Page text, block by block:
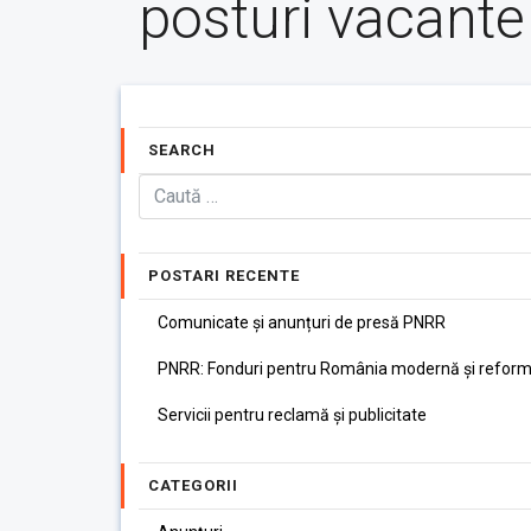
posturi vacante
SEARCH
POSTARI RECENTE
Comunicate și anunțuri de presă PNRR
PNRR: Fonduri pentru România modernă și
Servicii pentru reclamă și publicitate
CATEGORII